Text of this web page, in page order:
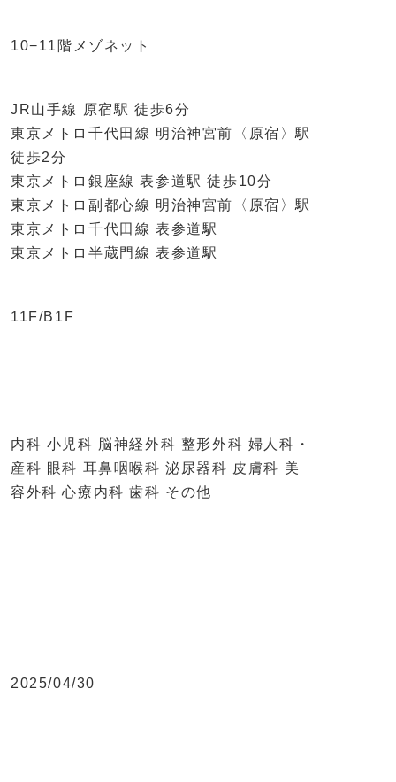
10−11階メゾネット
JR山手線 原宿駅 徒歩6分
東京メトロ千代田線 明治神宮前〈原宿〉駅
徒歩2分
東京メトロ銀座線 表参道駅 徒歩10分
東京メトロ副都心線 明治神宮前〈原宿〉駅
東京メトロ千代田線 表参道駅
東京メトロ半蔵門線 表参道駅
11F/B1F
内科 小児科 脳神経外科 整形外科 婦人科・
産科 眼科 耳鼻咽喉科 泌尿器科 皮膚科 美
容外科 心療内科 歯科 その他
2025/04/30